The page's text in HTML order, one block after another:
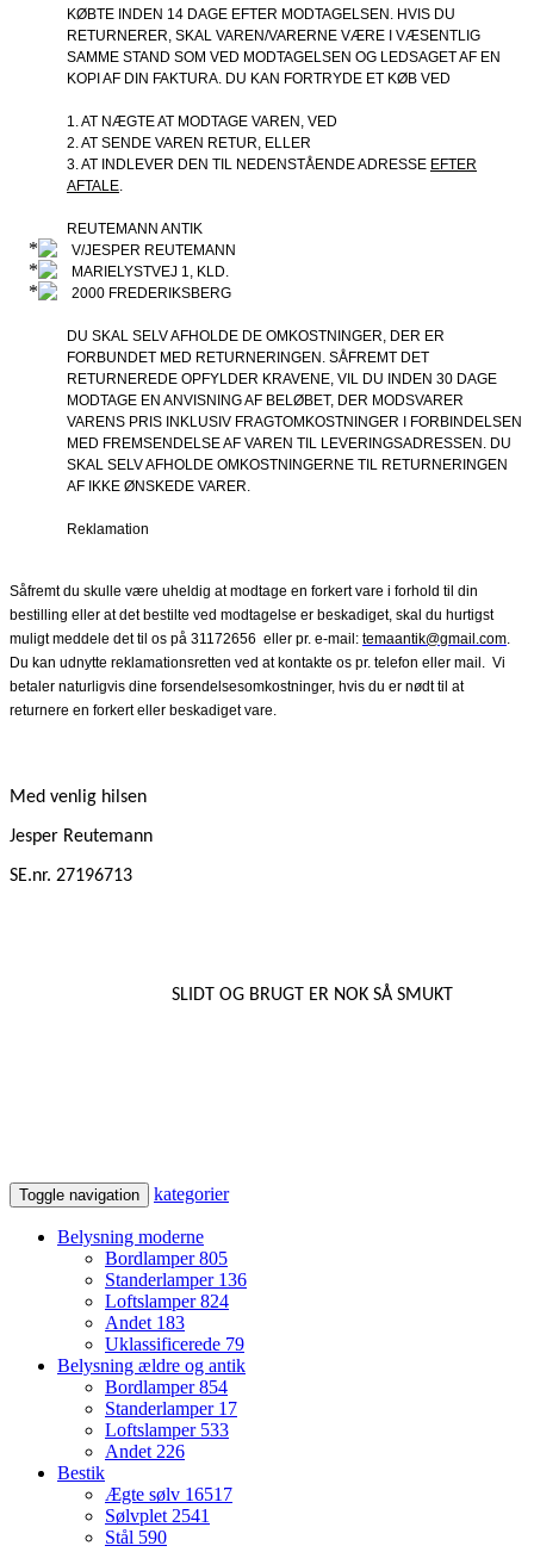
KØBTE INDEN 14 DAGE EFTER MODTAGELSEN. HVIS DU
RETURNERER, SKAL VAREN/VARERNE VÆRE I VÆSENTLIG
SAMME STAND SOM VED MODTAGELSEN OG LEDSAGET AF EN
KOPI AF DIN FAKTURA. DU KAN FORTRYDE ET KØB VED
1. AT NÆGTE AT MODTAGE VAREN, VED
2. AT SENDE VAREN RETUR, ELLER
3. AT INDLEVER DEN TIL NEDENSTÅENDE ADRESSE EFTER
AFTALE.
REUTEMANN ANTIK
V/JESPER REUTEMANN
MARIELYSTVEJ 1, KLD.
2000 FREDERIKSBERG
DU SKAL SELV AFHOLDE DE OMKOSTNINGER, DER ER
FORBUNDET MED RETURNERINGEN. SÅFREMT DET
RETURNEREDE OPFYLDER KRAVENE, VIL DU INDEN 30 DAGE
MODTAGE EN ANVISNING AF BELØBET, DER MODSVARER
VARENS PRIS INKLUSIV FRAGTOMKOSTNINGER I FORBINDELSEN
MED FREMSENDELSE AF VAREN TIL LEVERINGSADRESSEN. DU
SKAL SELV AFHOLDE OMKOSTNINGERNE TIL RETURNERINGEN
AF IKKE ØNSKEDE VARER.
Reklamation
Såfremt du skulle være uheldig at modtage en forkert vare i forhold til din
bestilling eller at det bestilte ved modtagelse er beskadiget, skal du hurtigst
muligt meddele det til os på 31172656 eller pr. e-mail: temaantik@gmail.com
Du kan udnytte reklamationsretten ved at kontakte os pr. telefon eller mail.
Vi
betaler naturligvis dine forsendelsesomkostninger, hvis du er nødt til at
returnere en forkert eller beskadiget vare.
Med venlig hilsen
Jesper Reutemann
SE.nr. 27196713
SLIDT OG BRUGT ER NOK SÅ SMUKT
Toggle navigation kategorier
Belysning moderne
Bordlamper805
Standerlamper 136
Loftslamper824
Andet 183
Uklassificerede 79
Belysning ældre og antik
Bordlamper854
Standerlamper 17
Loftslamper 533
Andet 226
Bestik
Ægte sølv 16517
Sølvplet 2541
Stål 590